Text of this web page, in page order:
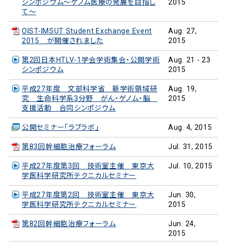
シンポジウム～ゲノム医療の発展を目指し
て～
2015
OIST-IMSUT Student Exchange Event
2015 が開催されました
Aug. 27,
2015
第2回日本HTLV-1学会学術集会・公開学術
シンポジウム
Aug. 21 - 23
2015
平成27年度 文部科学省 新学術領域研
究 生命科学系3分野 がん・ゲノム・脳
支援活動 合同シンポジウム
Aug. 19,
2015
公開セミナー「ラブラボ」 Aug. 4, 2015
第83回幹細胞治療フォーラム Jul. 31, 2015
平成27年度第3回 技術室主催 東京大
学医科学研究所テクニカルセミナー
Jul. 10, 2015
平成27年度第2回 技術室主催 東京大
学医科学研究所テクニカルセミナー
Jun. 30,
2015
第82回幹細胞治療フォーラム
Jun. 24,
2015